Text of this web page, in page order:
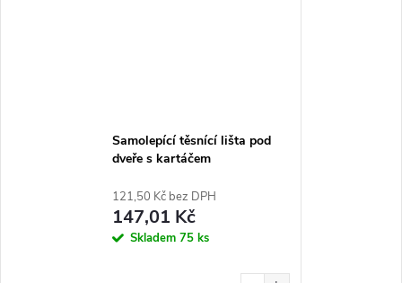
Samolepící těsnící lišta pod
dveře s kartáčem
121,50 Kč bez DPH
147,01 Kč
Skladem 75 ks